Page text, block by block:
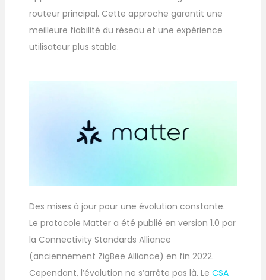
routeur principal. Cette approche garantit une
meilleure fiabilité du réseau et une expérience
utilisateur plus stable.
Des mises à jour pour une évolution constante.
Le protocole Matter a été publié en version 1.0 par
la Connectivity Standards Alliance
(anciennement ZigBee Alliance) en fin 2022.
Cependant, l’évolution ne s’arrête pas là. LeCSA